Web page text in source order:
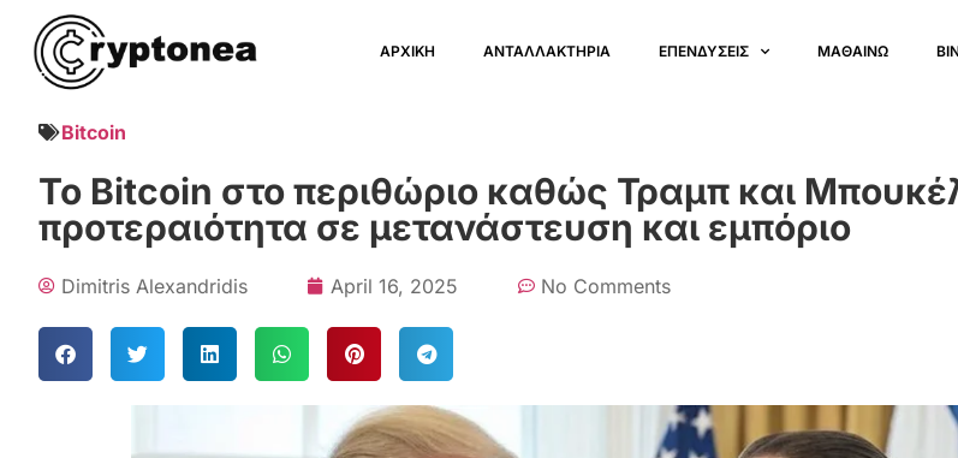
ΑΡΧΙΚΗ ΑΝΤΑΛΛΑΚΤΗΡΙΑ ΕΠΕΝΔΥΣΕΙΣ ΜΑΘΑΙΝΩ
Bitcoin
Το Bitcoin στο περιθώριο καθώς Τραμπ και
προτεραιότητα σε μετανάστευση και εμπόριο
Dimitris Alexandridis April 16, 2025 No Comments